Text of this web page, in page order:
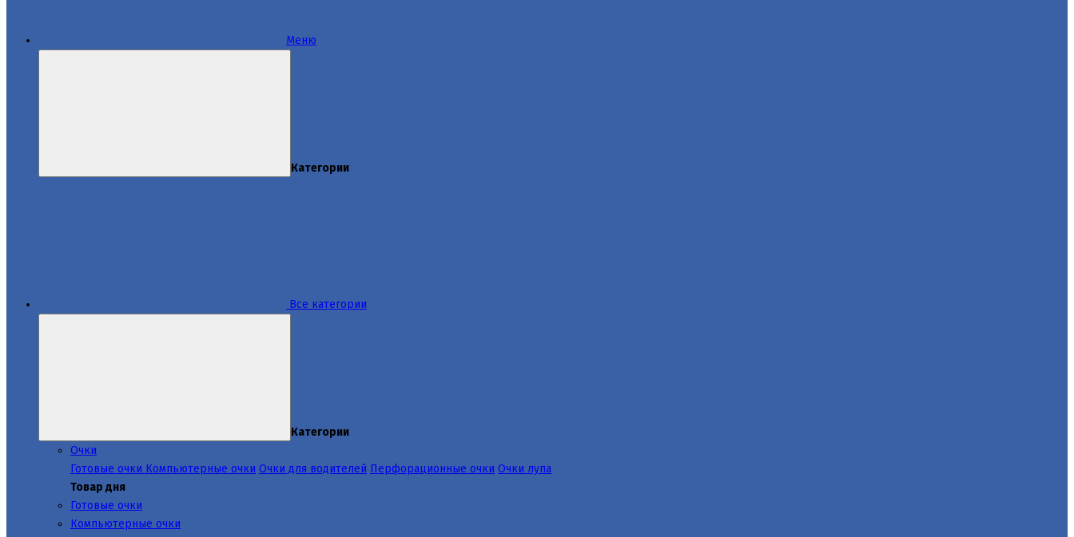
Меню
Категории
Все категории
Категории
Очки
Готовые очки Компьютерные очки Очки для водителей Перфорационные очки Очки лупа
Товар дня
Готовые очки
Компьютерные очки